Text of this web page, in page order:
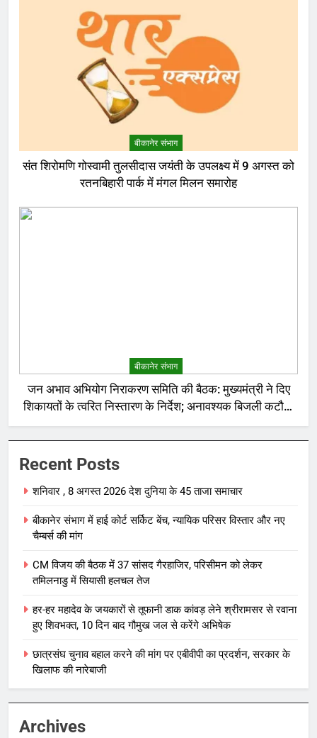
बीकानेर संभाग
संत शिरोमणि गोस्वामी तुलसीदास जयंती के उपलक्ष्य में 9 अगस्त को
रतनबिहारी पार्क में मंगल मिलन समारोह
बीकानेर संभाग
जन अभाव अभियोग निराकरण समिति की बैठक: मुख्यमंत्री ने दिए
शिकायतों के त्वरित निस्तारण के निर्देश; अनावश्यक बिजली कटौती
पर सख्त रुख
Recent Posts
शनिवार , 8 अगस्त 2026 देश दुनिया के 45 ताजा समाचार
बीकानेर संभाग में हाई कोर्ट सर्किट बेंच, न्यायिक परिसर विस्तार और नए
चैम्बर्स की मांग
CM विजय की बैठक में 37 सांसद गैरहाजिर, परिसीमन को लेकर
तमिलनाडु में सियासी हलचल तेज
हर-हर महादेव के जयकारों से तूफानी डाक कांवड़ लेने श्रीरामसर से रवाना
हुए शिवभक्त, 10 दिन बाद गौमुख जल से करेंगे अभिषेक
छात्रसंघ चुनाव बहाल करने की मांग पर एबीवीपी का प्रदर्शन, सरकार के
खिलाफ की नारेबाजी
Archives